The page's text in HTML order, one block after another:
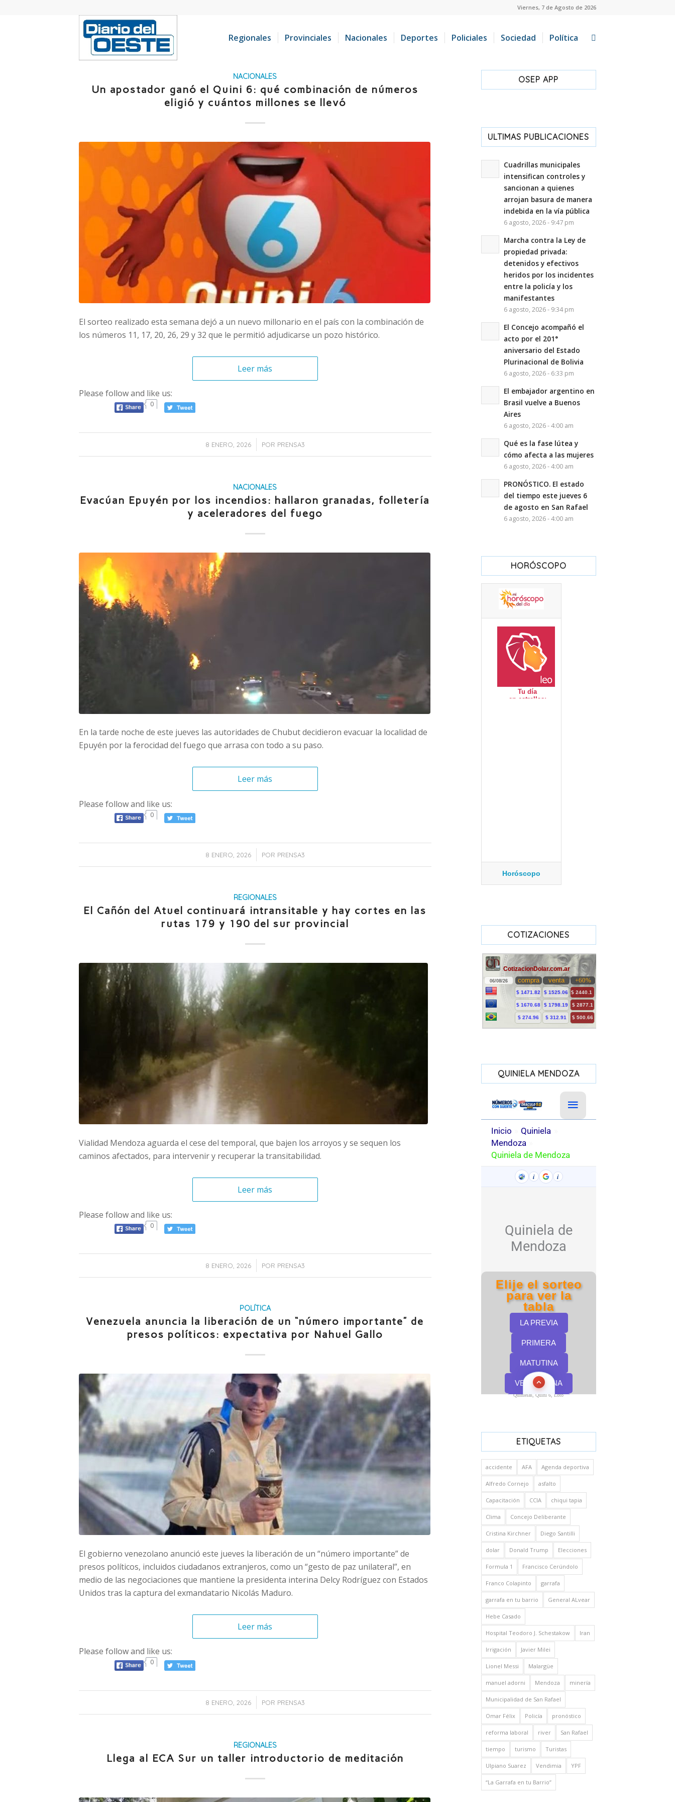
Viernes, 7 de Agosto de 2026
Regionales Provinciales Nacionales Deportes Policiales Sociedad Política
NACIONALES
Un apostador ganó el Quini 6: qué combinación de números
eligió y cuántos millones se llevó
El sorteo realizado esta semana dejó a un nuevo millonario en el país con la combinación de
los números 11, 17, 20, 26, 29 y 32 que le permitió adjudicarse un pozo histórico.
Leer más
Please follow and like us:
0
8 ENERO, 2026
/ POR PRENSA3
NACIONALES
Evacúan Epuyén por los incendios: hallaron granadas, folletería
y aceleradores del fuego
En la tarde noche de este jueves las autoridades de Chubut decidieron evacuar la localidad de
Epuyén por la ferocidad del fuego que arrasa con todo a su paso.
Leer más
Please follow and like us:
0
8 ENERO, 2026
/ POR PRENSA3
REGIONALES
El Cañón del Atuel continuará intransitable y hay cortes en las
rutas 179 y 190 del sur provincial
Vialidad Mendoza aguarda el cese del temporal, que bajen los arroyos y se sequen los
caminos afectados, para intervenir y recuperar la transitabilidad.
Leer más
Please follow and like us:
0
8 ENERO, 2026
/ POR PRENSA3
POLÍTICA
Venezuela anuncia la liberación de un “número importante” de
presos políticos: expectativa por Nahuel Gallo
El gobierno venezolano anunció este jueves la liberación de un “número importante” de
presos políticos, incluidos ciudadanos extranjeros, como un “gesto de paz unilateral”, en
medio de las negociaciones que mantiene la presidenta interina Delcy Rodríguez con Estados
Unidos tras la captura del exmandatario Nicolás Maduro.
Leer más
Please follow and like us:
0
8 ENERO, 2026
/ POR PRENSA3
REGIONALES
Llega al ECA Sur un taller introductorio de meditación
OSEP APP
ULTIMAS PUBLICACIONES
Cuadrillas municipales
intensifican controles y
sancionan a quienes
arrojan basura de manera
indebida en la vía pública
6 agosto, 2026 - 9:47 pm
Marcha contra la Ley de
propiedad privada:
detenidos y efectivos
heridos por los incidentes
entre la policía y los
manifestantes
6 agosto, 2026 - 9:34 pm
El Concejo acompañó el
acto por el 201°
aniversario del Estado
Plurinacional de Bolivia
6 agosto, 2026 - 6:33 pm
El embajador argentino en
Brasil vuelve a Buenos
Aires
6 agosto, 2026 - 4:00 am
Qué es la fase lútea y
cómo afecta a las mujeres
6 agosto, 2026 - 4:00 am
PRONÓSTICO. El estado
del tiempo este jueves 6
de agosto en San Rafael
6 agosto, 2026 - 4:00 am
HORÓSCOPO
Horóscopo
COTIZACIONES
QUINIELA MENDOZA
Quinielas, Quini 6, Loto
ETIQUETAS
accidente AFA Agenda deportiva
Alfredo Cornejo asfalto
Capacitación CCIA chiqui tapia
Clima Concejo Deliberante
Cristina Kirchner Diego Santilli
dolar Donald Trump Elecciones
Formula 1 Francisco Cerúndolo
Franco Colapinto garrafa
garrafa en tu barrio General ALvear
Hebe Casado
Hospital Teodoro J. Schestakow Iran
Irrigación Javier Milei
Lionel Messi Malargüe
manuel adorni Mendoza minería
Municipalidad de San Rafael
Omar Félix Policía pronóstico
reforma laboral river San Rafael
tiempo turismo Turistas
Ulpiano Suarez Vendimia YPF
“La Garrafa en tu Barrio”